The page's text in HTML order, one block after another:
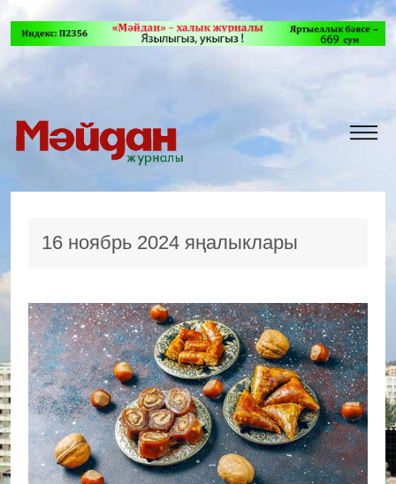
16 ноябрь 2024 яңалыклары